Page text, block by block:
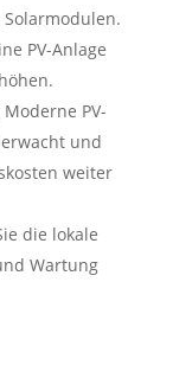
PV-Anlage
Moderne PV-
und
weiter
die lokale
Wartung